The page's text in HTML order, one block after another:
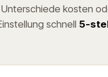
kosten
schnell 5-